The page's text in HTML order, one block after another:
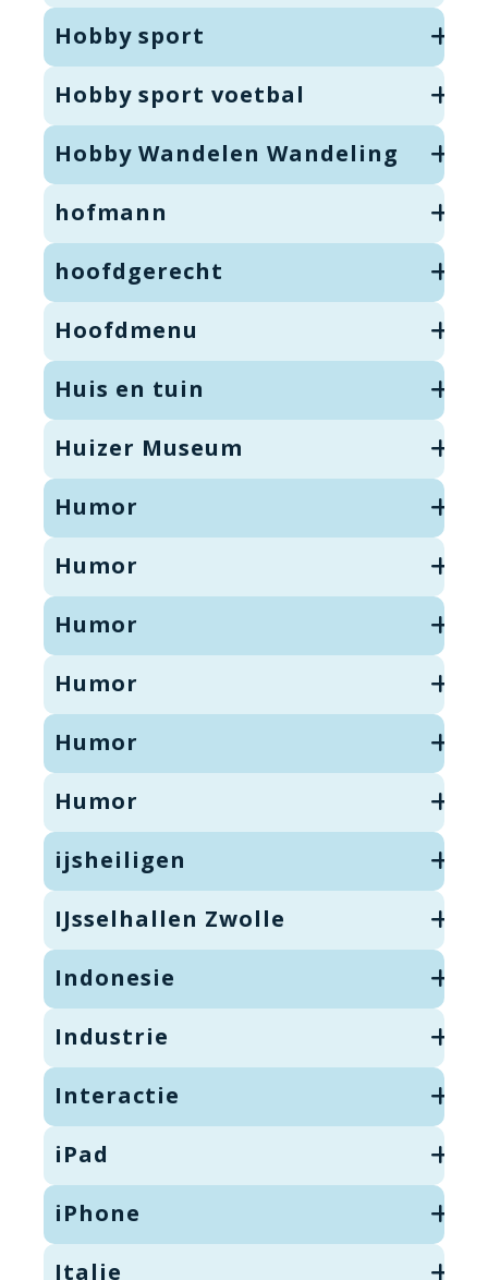
Hobby sport
Hobby sport voetbal
Hobby Wandelen Wandeling
hofmann
hoofdgerecht
Hoofdmenu
Huis en tuin
Huizer Museum
Humor
Humor
Humor
Humor
Humor
Humor
ijsheiligen
IJsselhallen Zwolle
Indonesie
Industrie
Interactie
iPad
iPhone
Italie